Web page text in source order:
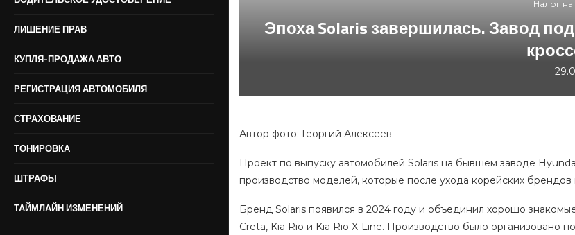
ЛИШЕНИЕ ПРАВ
КУПЛЯ-ПРОДАЖА АВТО
РЕГИСТРАЦИЯ АВТОМОБИЛЯ
СТРАХОВАНИЕ
ТОНИРОВКА
ШТРАФЫ
ТАЙМЛАЙН ИЗМЕНЕНИЙ
Налог
Эпоха Solaris завершилась. Завод
Автор фото: Георгий Алексеев
Проект по выпуску автомобилей Solaris на бывшем заводе
производство моделей, которые после ухода корейских
Бренд Solaris появился в 2024 году и объединил хорошо
Creta, Kia Rio и Kia Rio X-Line. Производство было организовано